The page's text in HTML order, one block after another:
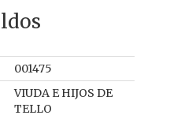
001475
VIUDA E HIJOS DE
TELLO